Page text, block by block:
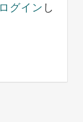
ログイン し